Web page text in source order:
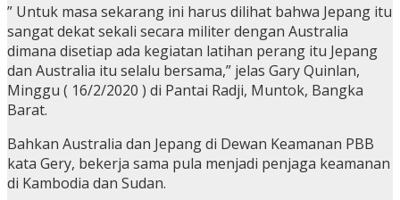
” Untuk masa sekarang ini harus dilihat bahwa Jepang itu
sangat dekat sekali secara militer dengan Australia
dimana disetiap ada kegiatan latihan perang itu Jepang
dan Australia itu selalu bersama,” jelas Gary Quinlan,
Minggu ( 16/2/2020 ) di Pantai Radji, Muntok, Bangka
Barat.
Bahkan Australia dan Jepang di Dewan Keamanan PBB
kata Gery, bekerja sama pula menjadi penjaga keamanan
di Kambodia dan Sudan.